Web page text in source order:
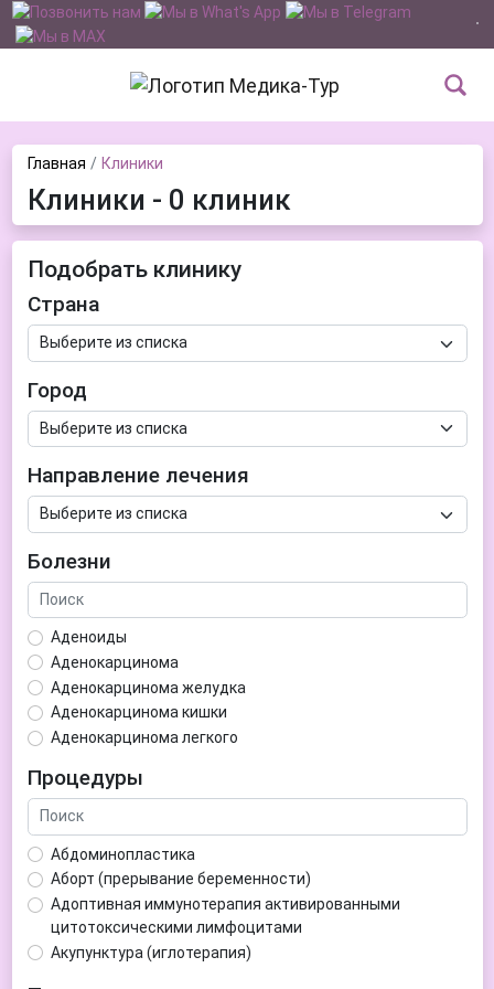
Главная Клиники
Клиники - 0 клиник
Подобрать клинику
Страна
Город
Направление лечения
Болезни
Аденоиды
Аденокарцинома
Аденокарцинома желудка
Аденокарцинома кишки
Аденокарцинома легкого
Аденома гипофиза
Аденома простаты
Аденома щитовидной железы
Аденомиоз
Адентия
Азооспермия
Акне (угри)
Алкоголизм
Процедуры
Абдоминопластика
Аборт (прерывание беременности)
Адоптивная иммунотерапия активированными
цитотоксическими лимфоцитами
Акупунктура (иглотерапия)